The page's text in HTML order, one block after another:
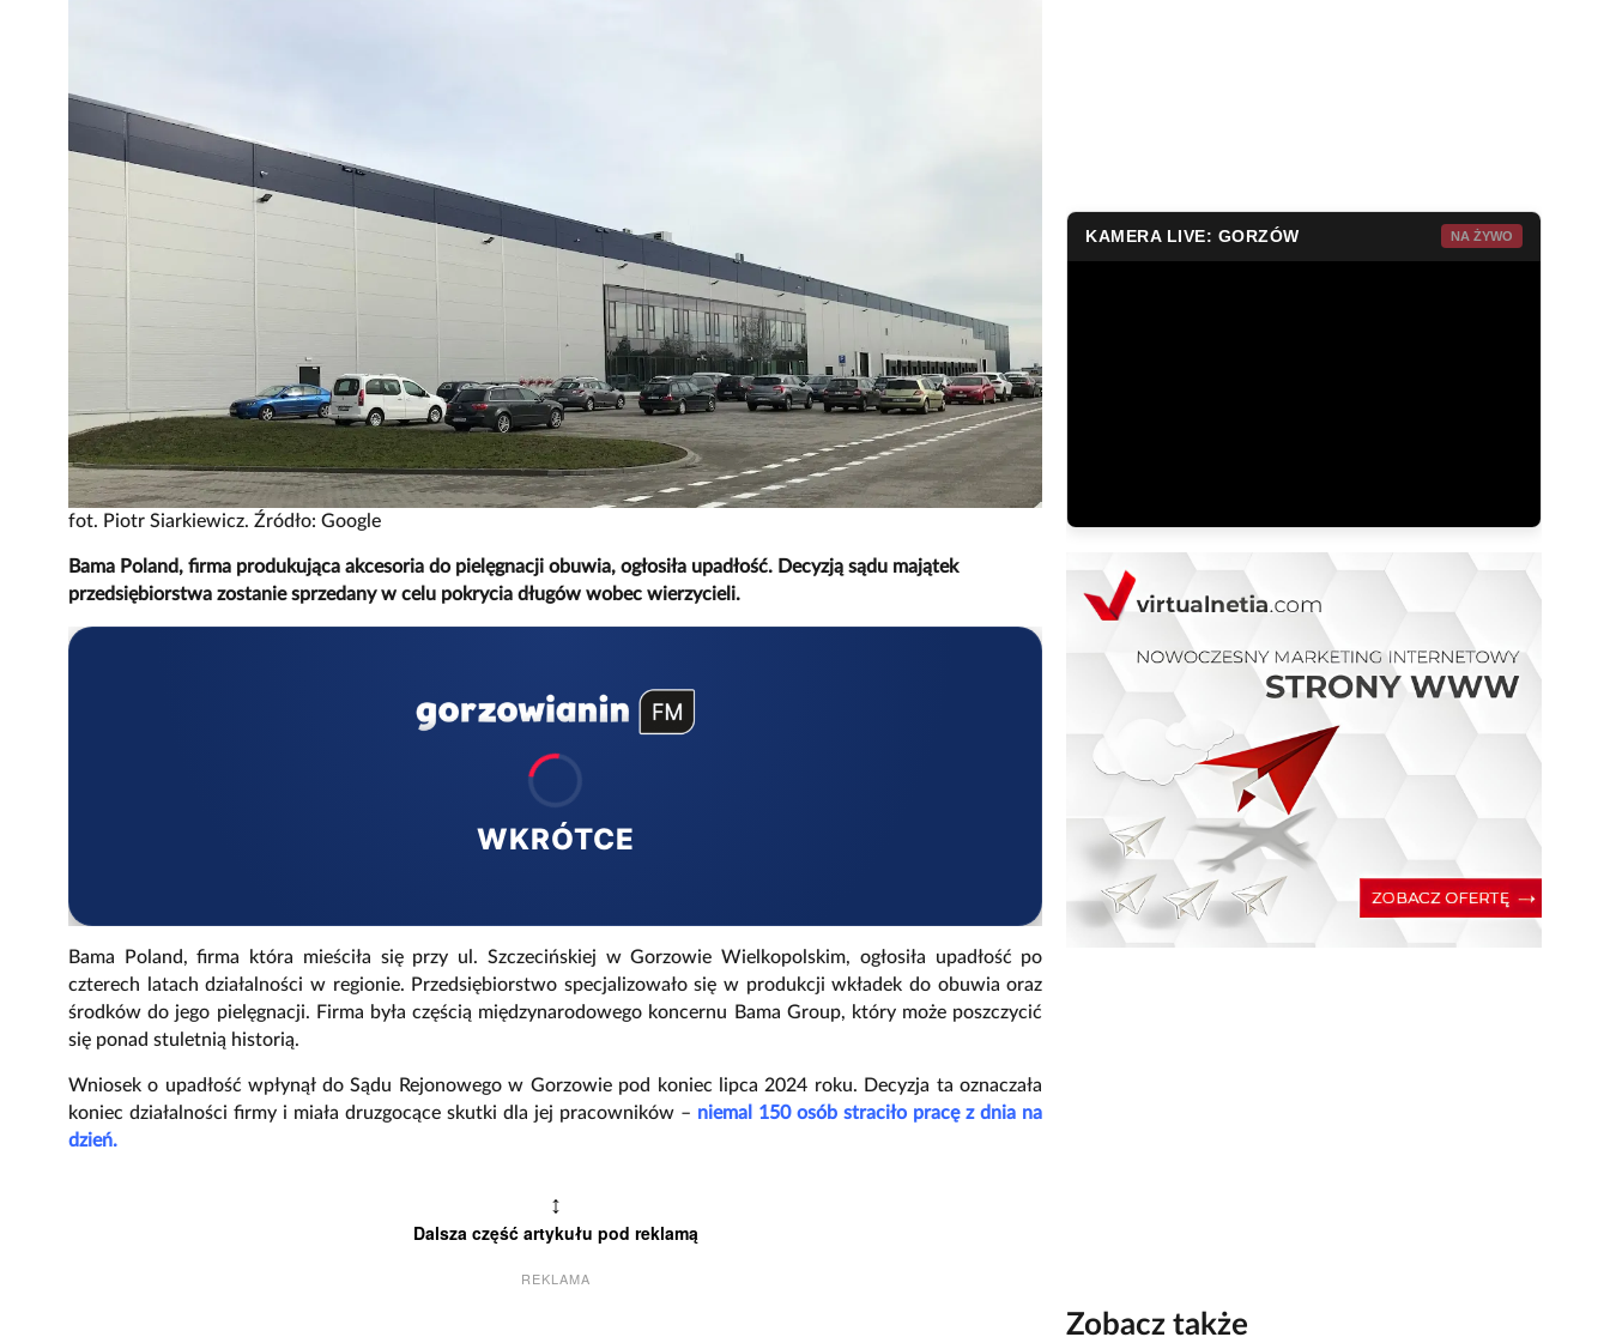
fot. Piotr Siarkiewicz. Źródło: Google
Bama Poland, firma produkująca akcesoria do pielęgnacji obuwia, ogłosiła upadłość. Decyzją sądu majątek
przedsiębiorstwa zostanie sprzedany w celu pokrycia długów wobec wierzycieli.
WKRÓTCE
Bama Poland, firma która mieściła się przy ul. Szczecińskiej w Gorzowie Wielkopolskim, ogłosiła upadłość po
czterech latach działalności w regionie. Przedsiębiorstwo specjalizowało się w produkcji wkładek do obuwia oraz
środków do jego pielęgnacji. Firma była częścią międzynarodowego koncernu Bama Group, który może poszczycić
się ponad stuletnią historią.
Wniosek o upadłość wpłynął do Sądu Rejonowego w Gorzowie pod koniec lipca 2024 roku. Decyzja ta oznaczała
koniec działalności firmy i miała druzgocące skutki dla jej pracowników – niemal 150 osób straciło pracę z dnia na
dzień.
↕
Dalsza część artykułu pod reklamą
REKLAMA
KAMERA LIVE: GORZÓW NA ŻYWO
Zobacz także